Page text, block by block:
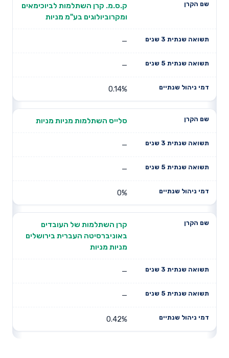
ק.ס.מ. קרן השתלמות לביוכימאים
ומקרוביולוגים בע"מ מניות
—
—
0.14%
סלייס השתלמות מניות מניות
—
—
0%
קרן השתלמות של העובדים
באוניברסיטה העברית בירושלים
מניות מניות
—
—
0.42%